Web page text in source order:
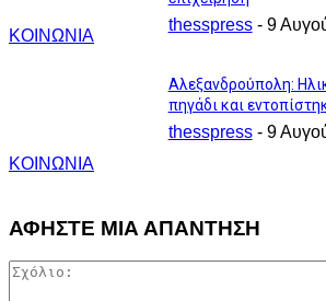
ΚΟΙΝΩΝΙΑ
thesspress - 9
ΚΟΙΝΩΝΙΑ
Αλεξανδρούπολη:
πηγάδι και
thesspress - 9
ΑΦΗΣΤΕ ΜΙΑ ΑΠΑΝΤΗΣΗ